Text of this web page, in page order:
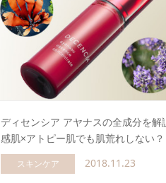
ディセンシア アヤナスの全成分を解
感肌×アトピー肌でも肌荒れしない？
スキンケア 2018.11.23